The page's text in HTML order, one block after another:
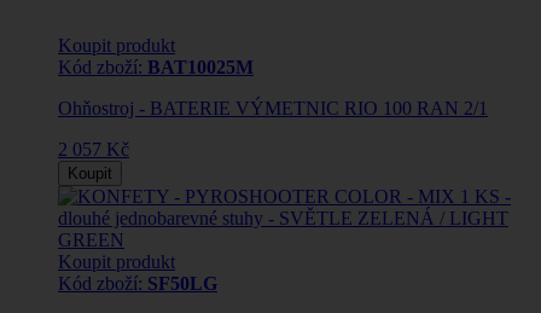
Koupit produkt
Kód zboží: BAT10025M
Ohňostroj - BATERIE VÝMETNIC RIO 100 RAN 2/1
2 057 Kč
Koupit
Koupit produkt
Kód zboží: SF50LG